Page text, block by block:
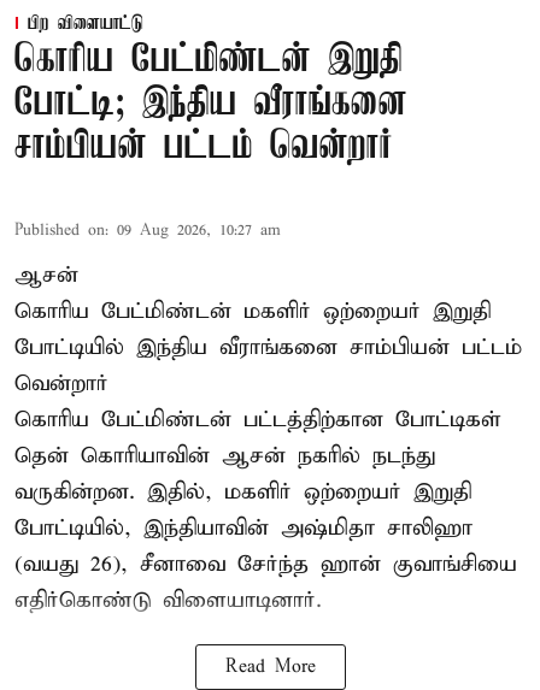
பிற விளையாட்டு
கொரிய பேட்மிண்டன் இறுதி
போட்டி; இந்திய வீராங்கனை
சாம்பியன் பட்டம் வென்றார்
Published on: 09 Aug 2026, 10:27 am
ஆசன்
கொரிய பேட்மிண்டன் மகளிர் ஒற்றையர் இறுதி
போட்டியில் இந்திய வீராங்கனை சாம்பியன் பட்டம்
வென்றார்
கொரிய பேட்மிண்டன் பட்டத்திற்கான போட்டிகள்
தென் கொரியாவின் ஆசன் நகரில் நடந்து
வருகின்றன. இதில், மகளிர் ஒற்றையர் இறுதி
போட்டியில், இந்தியாவின் அஷ்மிதா சாலிஹா
(வயது 26), சீனாவை சேர்ந்த ஹான் குவாங்சியை
எதிர்கொண்டு விளையாடினார்.
Read More